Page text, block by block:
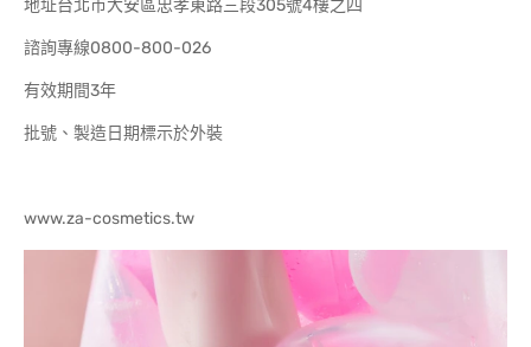
地址台北市大安區忠孝東路三段305號4樓之四
諮詢專線0800-800-026
有效期間3年
批號、製造日期標示於外裝
www.za-cosmetics.tw